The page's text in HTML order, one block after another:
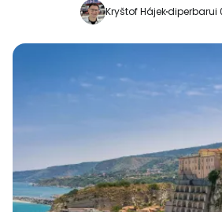
Kryštof Hájekdiperbarui
Lanjutkan dengan
Lanjutkan dengan